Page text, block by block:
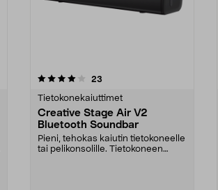
23
Tietokonekaiuttimet
Creative Stage Air V2
Bluetooth Soundbar
Pieni, tehokas kaiutin tietokoneelle
tai pelikonsolille. Tietokoneen
4.0 viidestä